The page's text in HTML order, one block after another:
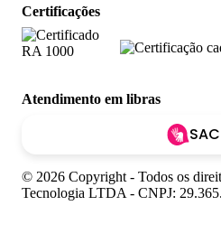
Certificações
Atendimento em libras
© 2026 Copyright - Todos os
Tecnologia LTDA - CNPJ: